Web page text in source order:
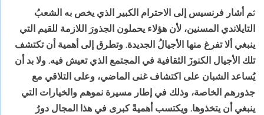
ثم أشار فرنسيس إلى الاحترام الكبير الذي يخص به الشعبُ
التايلاندي المسنين، لأن هؤلاء يحملون الجذورَ اللازمة للقيم التي
ينبغي ألا تفرغ منها الأجيالُ الجديدة. وتطرق إلى أهمية أن تكتشف
تلك الأجيال الكنوزَ الثقافية في المجتمع الذي تعيش فيه. ولا بد أن
يُساعد الشبان على اكتشاف غنى الماضي، وعلى التلاقي مع
جذورهم الخاصة، وذلك في إطار مسيرة نموهم والخيارات التي
ينبغي أن يتخذوها. ويكتسب أهميةً كبرى في هذا المجال دورُ